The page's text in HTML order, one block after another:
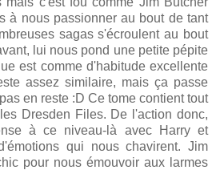
à nous passionner au bout de tant
sagas s'écroulent au bout
lui nous pond une petite pépite
est comme d'habitude excellente
assez similaire, mais ça passe
en reste :D Ce tome contient tout
Dresden Files. De l'action donc,
à ce niveau-là avec Harry et
qui nous chavirent. Jim
pour nous émouvoir aux larmes